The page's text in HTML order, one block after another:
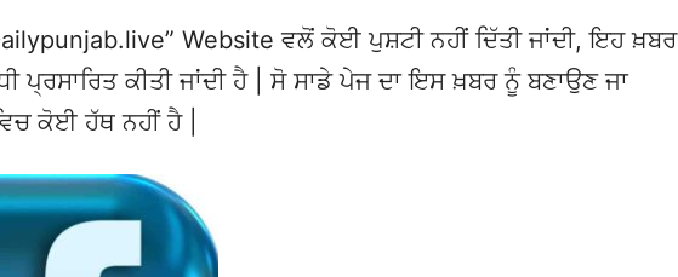
Website ਵਲੋਂ ਕੋਈ ਪੁਸ਼ਟੀ ਨਹੀਂ ਦਿੱਤੀ ਜਾਂਦੀ, ਇਹ ਖ਼ਬਰ
ਪ੍ਰਸਾਰਿਤ ਕੀਤੀ ਜਾਂਦੀ ਹੈ | ਸੋ ਸਾਡੇ ਪੇਜ ਦਾ ਇਸ ਖ਼ਬਰ ਨੂੰ ਬਣਾਉਣ ਜਾ
ਕੋਈ ਹੱਥ ਨਹੀਂ ਹੈ |